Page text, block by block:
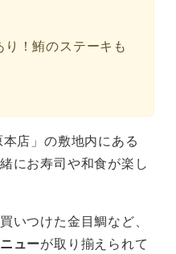
！鮪のステーキも
店」の敷地内にある
にお寿司や和食が楽し
いつけた金目鯛など、
ューが取り揃えられて